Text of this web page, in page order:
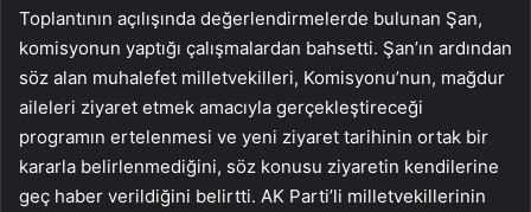
Toplantının açılışında değerlendirmelerde bulunan Şan,
komisyonun yaptığı çalışmalardan bahsetti. Şan’ın ardından
söz alan muhalefet milletvekilleri, Komisyonu’nun, mağdur
aileleri ziyaret etmek amacıyla gerçekleştireceği
programın ertelenmesi ve yeni ziyaret tarihinin ortak bir
kararla belirlenmediğini, söz konusu ziyaretin kendilerine
geç haber verildiğini belirtti. AK Parti’li milletvekillerinin